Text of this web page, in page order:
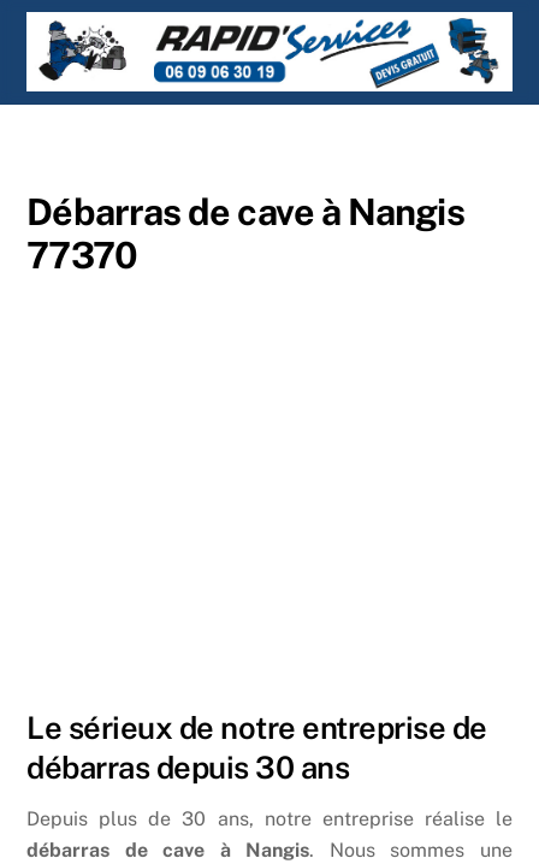
Skip
content
Débarras de cave à Nangis
77370
Le sérieux de notre entreprise de
débarras depuis 30 ans
Depuis plus de 30 ans, notre entreprise réalise le
débarras de cave à Nangis. Nous sommes une